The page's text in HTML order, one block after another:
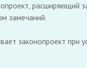
расширяющий
замечаний.
законопроект при